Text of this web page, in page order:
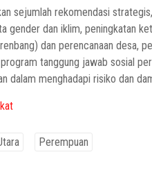
sejumlah rekomendasi
gender dan iklim, peningkatan
dan perencanaan desa,
tanggung jawab sosial
dalam menghadapi risiko dan
Perempuan